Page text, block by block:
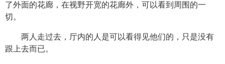
了外面的花廊，在视野开宽的花廊外，可以看到周围的一
切。
两人走过去，厅内的人是可以看得见他们的，只是没有
跟上去而已。